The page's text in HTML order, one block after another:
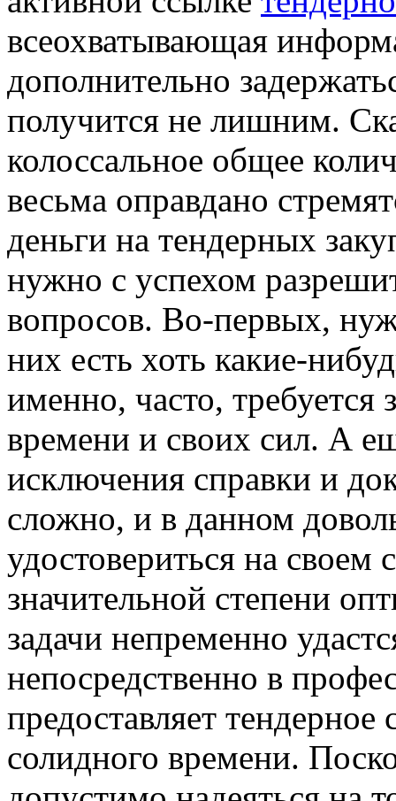
всеохватывающая
дополнительно
получится не лишним.
колоссальное общее
весьма оправдано
деньги на тендерных
нужно с успехом
вопросов. Во-первых,
них есть хоть какие-
именно, часто, требуется
времени и своих сил. А
исключения справки и
сложно, и в данном
удостовериться на
значительной степени
задачи непременно
непосредственно в
предоставляет
солидного времени.